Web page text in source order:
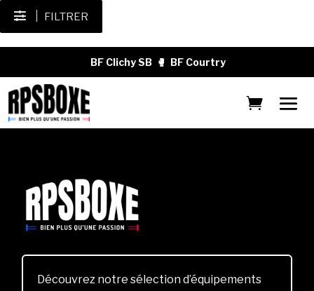
FILTRER
BF Clichy SB 🥊 BF Courtry
Découvrez notre sélection d’équipements